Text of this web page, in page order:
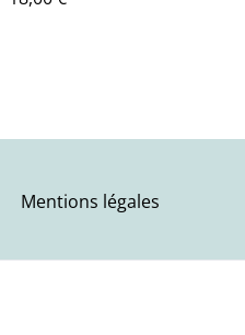
Mentions légales